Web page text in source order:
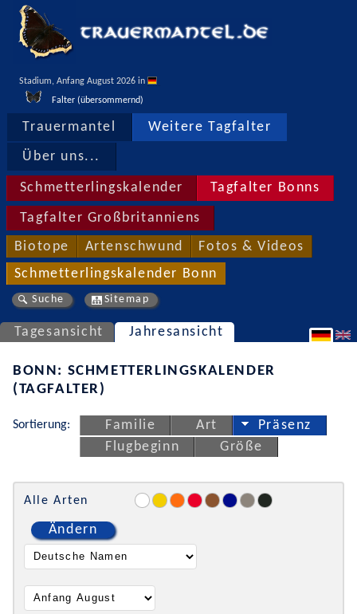
Stadium, Anfang August 2026 in
Falter (übersommernd)
Trauermantel Weitere Tagfalter
Über uns...
Schmetterlingskalender Tagfalter Bonns
Tagfalter Großbritanniens
Biotope Artenschwund Fotos & Videos
Schmetterlingskalender Bonn
Suche Sitemap
Tagesansicht Jahresansicht
BONN: SCHMETTERLINGSKALENDER
(TAGFALTER)
Sortierung: Familie Art
Präsenz
Flugbeginn
Größe
Alle Arten
Ändern